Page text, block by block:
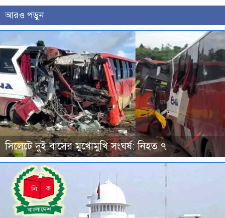
আরও পড়ুন
সিলেটে দুই বাসের মুখোমুখি সংঘর্ষ: নিহত ৭